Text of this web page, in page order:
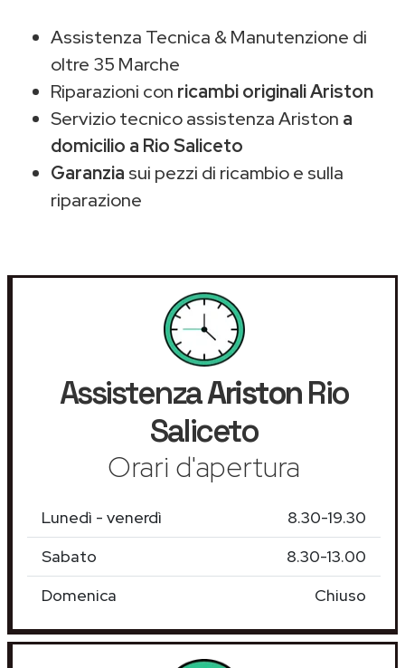
Assistenza Tecnica & Manutenzione di
oltre 35 Marche
Riparazioni con ricambi originali Ariston
Servizio tecnico assistenza Ariston a
domicilio a Rio Saliceto
Garanzia sui pezzi di ricambio e sulla
riparazione
AssistenzaAristonRio
Saliceto
Orari d'apertura
Lunedì - venerdì
8.30-19.30
Sabato
8.30-13.00
Domenica
Chiuso